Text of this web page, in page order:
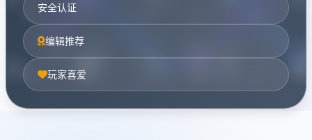
安全认证
编辑推荐
玩家喜爱